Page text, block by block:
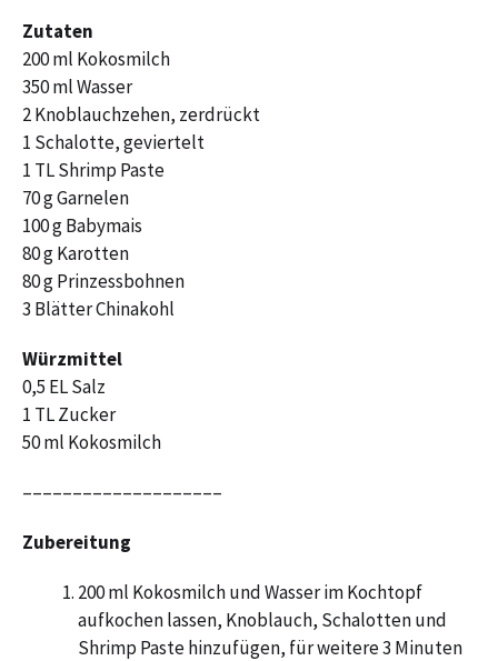
Zutaten
200 ml Kokosmilch
350 ml Wasser
2 Knoblauchzehen, zerdrückt
1 Schalotte, geviertelt
1 TL Shrimp Paste
70 g Garnelen
100 g Babymais
80 g Karotten
80 g Prinzessbohnen
3 Blätter Chinakohl
Würzmittel
0,5 EL Salz
1 TL Zucker
50 ml Kokosmilch
––––––––––––––––––––
Zubereitung
200 ml Kokosmilch und Wasser im Kochtopf
aufkochen lassen, Knoblauch, Schalotten und
Shrimp Paste hinzufügen, für weitere 3 Minuten